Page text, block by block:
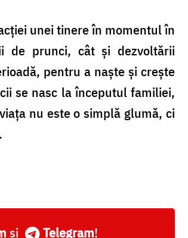
unei tinere în momentul în
de prunci, cât și dezvoltării
pentru a naște și crește
se nasc la începutul familiei,
nu este o simplă glumă, ci
și Telegram!